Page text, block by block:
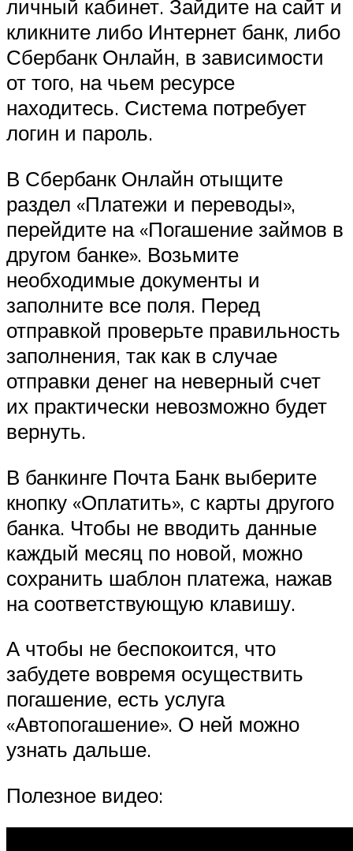
личный кабинет. Зайдите на сайт и
кликните либо Интернет банк, либо
Сбербанк Онлайн, в зависимости
от того, на чьем ресурсе
находитесь. Система потребует
логин и пароль.
В Сбербанк Онлайн отыщите
раздел «Платежи и переводы»,
перейдите на «Погашение займов в
другом банке». Возьмите
необходимые документы и
заполните все поля. Перед
отправкой проверьте правильность
заполнения, так как в случае
отправки денег на неверный счет
их практически невозможно будет
вернуть.
В банкинге Почта Банк выберите
кнопку «Оплатить», с карты другого
банка. Чтобы не вводить данные
каждый месяц по новой, можно
сохранить шаблон платежа, нажав
на соответствующую клавишу.
А чтобы не беспокоится, что
забудете вовремя осуществить
погашение, есть услуга
«Автопогашение». О ней можно
узнать дальше.
Полезное видео: